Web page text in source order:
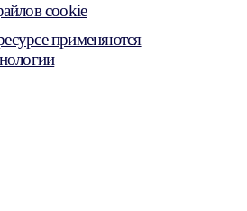
cookie
применяются